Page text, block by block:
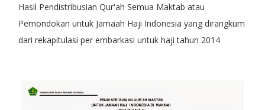
Hasil Pendistribusian Qur'ah Semua Maktab atau
Pemondokan untuk Jamaah Haji Indonesia yang dirangkum
dari rekapitulasi per embarkasi untuk haji tahun 2014